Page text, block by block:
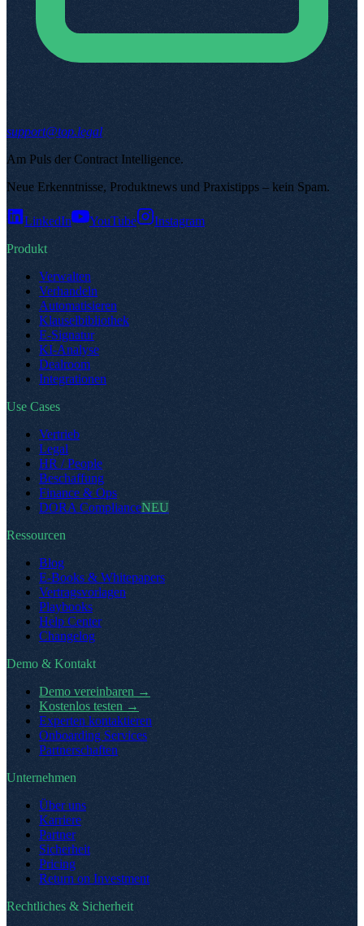
support@top.legal
Am Puls der Contract Intelligence.
Neue Erkenntnisse, Produktnews und Praxistipps – kein Spam.
LinkedIn YouTube
Instagram
Produkt
Verwalten
Verhandeln
Automatisieren
Klauselbibliothek
E-Signatur
KI-Analyse
Dealroom
Integrationen
Use Cases
Vertrieb
Legal
HR / People
Beschaffung
Finance & Ops
DORA ComplianceNEU
Ressourcen
Blog
E-Books & Whitepapers
Vertragsvorlagen
Playbooks
Help Center
Changelog
Demo & Kontakt
Demo vereinbaren →
Kostenlos testen →
Experten kontaktieren
Onboarding Services
Partnerschaften
Unternehmen
Über uns
Karriere
Partner
Sicherheit
Pricing
Return on Investment
Rechtliches & Sicherheit